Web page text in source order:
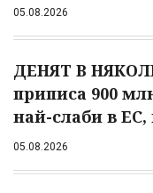
05.08.2026
ДЕНЯТ В
приписа 900
най-слаби в ЕС,
05.08.2026